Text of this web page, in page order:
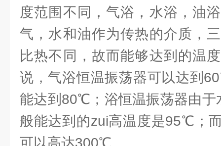
度范围不同，气浴，水浴，油
气，水和油作为传热的介质，
比热不同，故而能够达到的温
说，气浴恒温振荡器可以达到
能达到80℃；浴恒温振荡器由
般能达到的zui高温度是95℃；
可以高达300℃。